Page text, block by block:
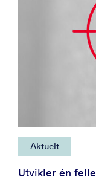
Aktuelt
Utvikler én